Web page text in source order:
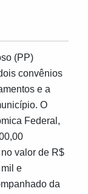
(PP)
convênios
e a
O
Federal,
valor de R$
e
da